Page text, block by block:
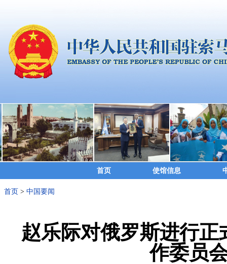
首页 使馆信息
首页 > 中国要闻
赵乐际对俄罗斯进行
作委员